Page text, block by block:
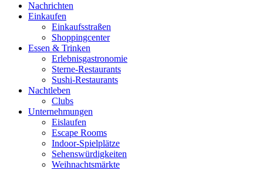
Nachrichten
Einkaufen
Einkaufsstraßen
Shoppingcenter
Essen & Trinken
Erlebnisgastronomie
Sterne-Restaurants
Sushi-Restaurants
Nachtleben
Clubs
Unternehmungen
Eislaufen
Escape Rooms
Indoor-Spielplätze
Sehenswürdigkeiten
Weihnachtsmärkte